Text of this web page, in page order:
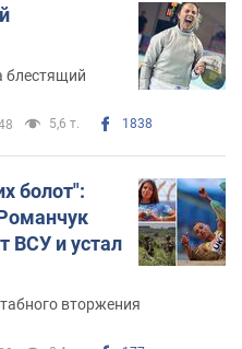
блестящий
5,6 т. 1838
болот":
ВСУ и устал
вторжения